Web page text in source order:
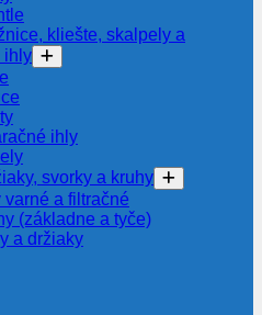
kliešte, skalpely a
ihly
ihly
svorky a kruhy
varné a filtračné
(základne a tyče)
a držiaky